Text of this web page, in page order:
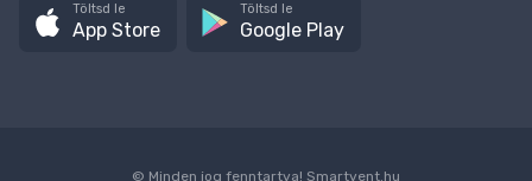
Töltsd le
App Store
Töltsd le
Google Play
© Minden jog fenntartva! Smartvent.hu